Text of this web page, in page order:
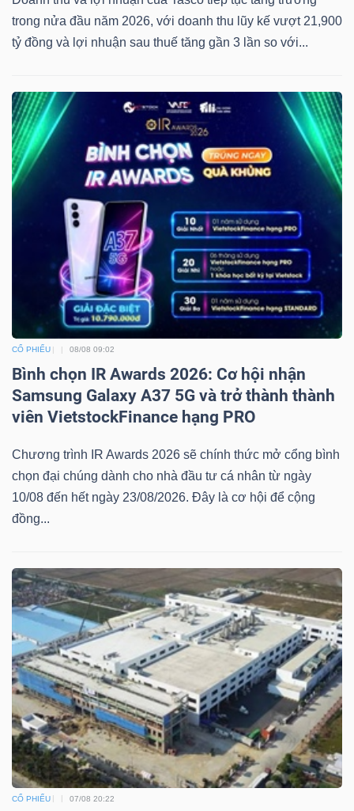
trong nửa đầu năm 2026, với doanh thu lũy kế vượt 21,900
tỷ đồng và lợi nhuận sau thuế tăng gần 3 lần so với...
CỔ PHIẾU 08/08 09:02
Bình chọn IR Awards 2026: Cơ hội nhận
Samsung Galaxy A37 5G và trở thành thành
viên VietstockFinance hạng PRO
Chương trình IR Awards 2026 sẽ chính thức mở cổng bình
chọn đại chúng dành cho nhà đầu tư cá nhân từ ngày
10/08 đến hết ngày 23/08/2026. Đây là cơ hội để cộng
đồng...
CỔ PHIẾU 07/08 20:22